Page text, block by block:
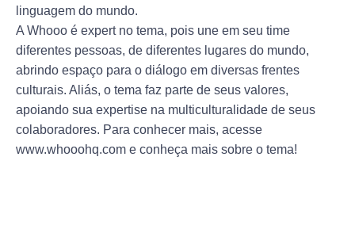
linguagem do mundo.
A Whooo é expert no tema, pois une em seu time
diferentes pessoas, de diferentes lugares do mundo,
abrindo espaço para o diálogo em diversas frentes
culturais. Aliás, o tema faz parte de seus valores,
apoiando sua expertise na multiculturalidade de seus
colaboradores. Para conhecer mais, acesse
www.whooohq.com e conheça mais sobre o tema!